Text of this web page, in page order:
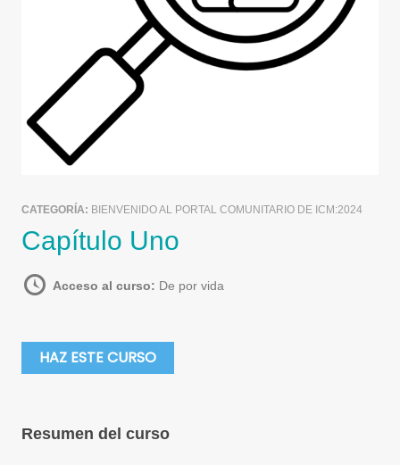
CATEGORÍA: BIENVENIDO AL PORTAL COMUNITARIO DE ICM:2024
Capítulo Uno
Acceso al curso: De por vida
HAZ ESTE CURSO
Resumen del curso